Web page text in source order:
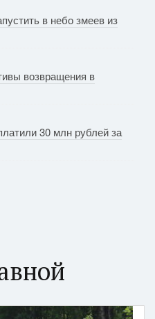
в небо змеев из
возвращения в
30 млн рублей за